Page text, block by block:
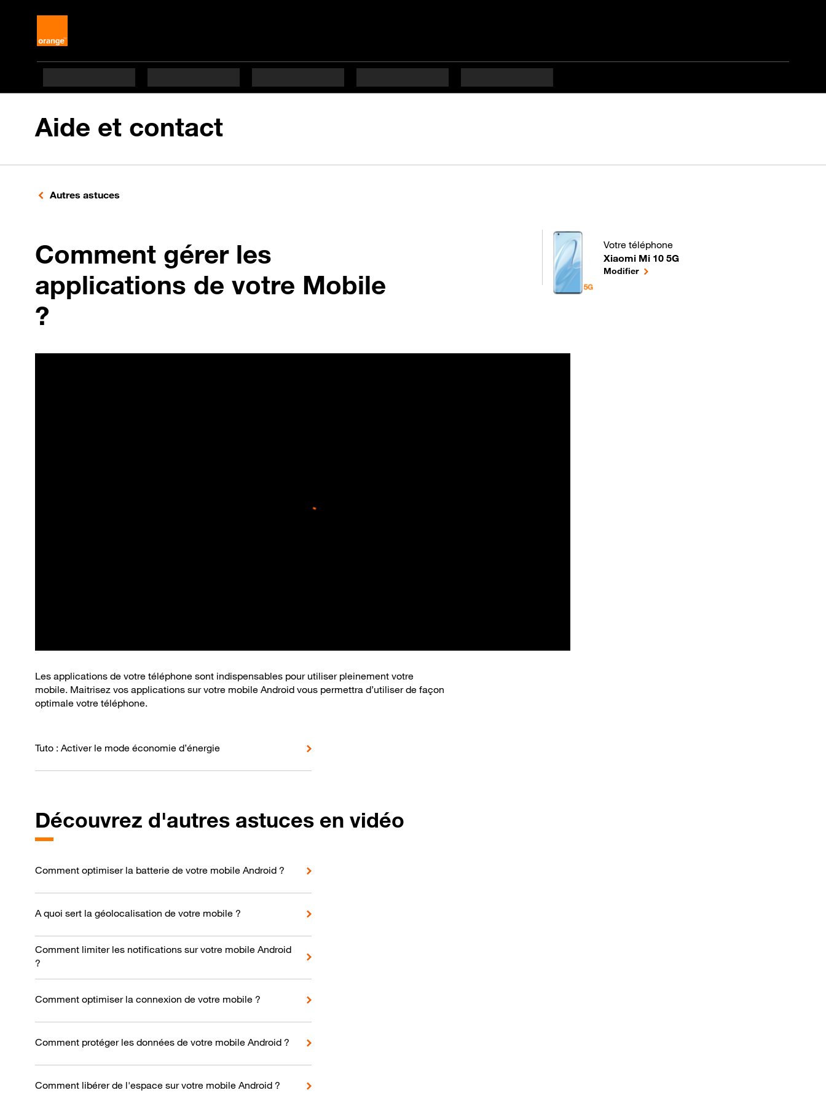
Aide et contact
Autres astuces
Comment gérer les
applications de votre Mobile
?
Votre téléphone
Xiaomi Mi 10 5G
Comment gérer les applications de votre Mobile ?
Modifierle téléphone sélectionné
Les applications de votre téléphone sont indispensables pour utiliser pleinement votre
mobile. Maitrisez vos applications sur votre mobile Android vous permettra d’utiliser de façon
optimale votre téléphone.
Tuto : Activer le mode économie d’énergie
Découvrez d'autres astuces en vidéo
Comment optimiser la batterie de votre mobile Android ?
A quoi sert la géolocalisation de votre mobile ?
Comment limiter les notifications sur votre mobile Android
?
Comment optimiser la connexion de votre mobile ?
Comment protéger les données de votre mobile Android ?
Comment libérer de l'espace sur votre mobile Android ?